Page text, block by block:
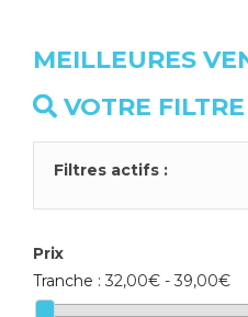
MEILLEURES
VOTRE FILTRE
Filtres actifs :
Prix
Tranche : 32,00€ - 39,00€